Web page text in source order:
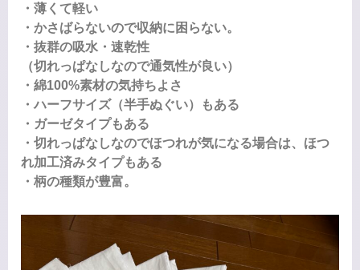
・ 薄くて軽い
・かさばらないので収納に困らない。
・抜群の吸水・速乾性
（切れっぱなしなので通気性が良い）
・綿100%素材の気持ちよさ
・ハーフサイズ（半手ぬぐい）もある
・ガーゼタイプもある
・切れっぱなしなのでほつれが気になる場合は、ほつ
れ加工済みタイプもある
・柄の種類が豊富。